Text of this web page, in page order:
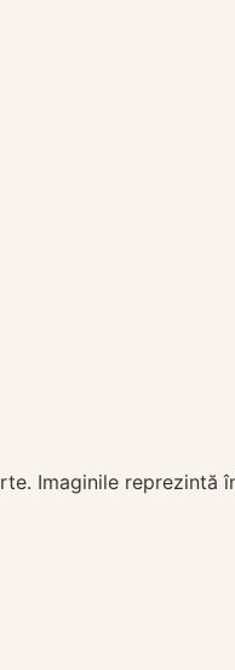
Imaginile reprezintă